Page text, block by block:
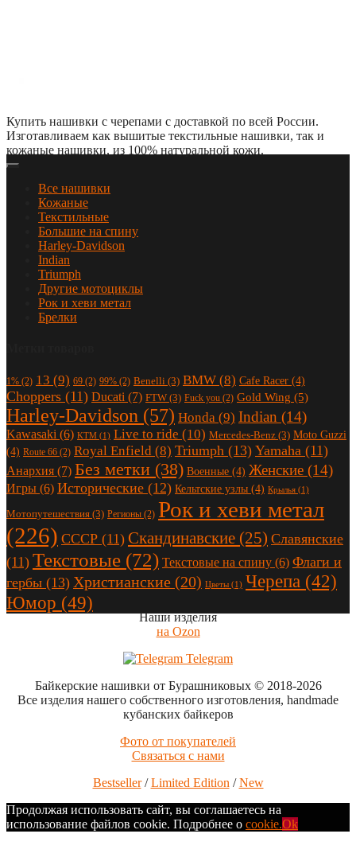
Купить нашивки с черепами с доставкой по всей России.
Изготавливаем как вышитые текстильные нашивки, так и
кожаные нашивки, из 100% натуральной кожи.
Все нашивки
Кожаные
Текстильные
Большие на спину
Harley-Davidson
Indian
Triumph
Другие мотоциклы
Рок и хеви метал
Брелки
1% (2) 13 (9) 69 (2) 99% (2) Benelli (3) BMW (8) Cafe Racer (4)
Choppers (11) Ducati (7) FTW (3) Fuck you (2) Gold Wing (5)
Harley-Davidson (57) Honda (9) Indian (14)
Kawasaki (6) KTM (1) Live to ride (10) Mercedes-Benz (3) Moto Guzzi
(4) Route 66 (2) Royal Enfield (8) Triumph (13) Yamaha (11)
Анархия (7) Без метки (38) Военные (4) Женские (14)
Игры (6) Исторические (12) Кельтские узлы (4) Крылья (1)
Мотопутешествия (3) Регионы (2) Рок и хеви метал
(226) СССР (11) Скандинавские (25) Славянские
(11) Текстовые (72) Текстовые на спину (6) Флаги и
гербы (13) Христианские (20) Цветы (1) Черепа (42)
Юмор (49)
Наши изделия
на Ozon
Telegram
Байкерские нашивки от Бурашниковых© 2018-2026
Все изделия нашего собственного изготовления, handmade
кубанских байкеров
Фото от покупателей
Связаться с нами
Bestseller/Limited Edition /New
Продолжая использовать сайт, вы соглашаетесь на
использование файлов cookie. Подробнее о cookie.Ok